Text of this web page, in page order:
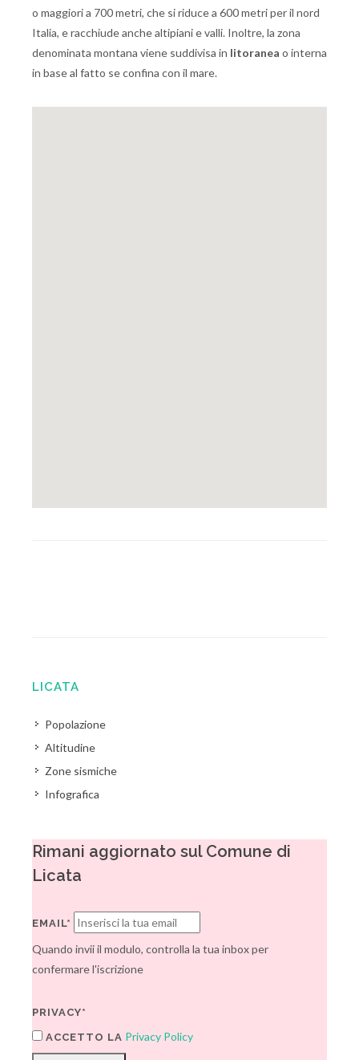
o maggiori a 700 metri, che si riduce a 600 metri per il nord
Italia, e racchiude anche altipiani e valli. Inoltre, la zona
denominata montana viene suddivisa in litoranea o interna
in base al fatto se confina con il mare.
LICATA
Popolazione
Altitudine
Zone sismiche
Infografica
Rimani aggiornato sul Comune di
Licata
EMAIL*
Quando invii il modulo, controlla la tua inbox per
confermare l'iscrizione
PRIVACY*
ACCETTO LA Privacy Policy